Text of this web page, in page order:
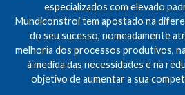
especializados com elevado
Mundiconstroi tem apostado na
do seu sucesso, nomeadamente
melhoria dos processos produtivos,
à medida das necessidades e na
objetivo de aumentar a sua